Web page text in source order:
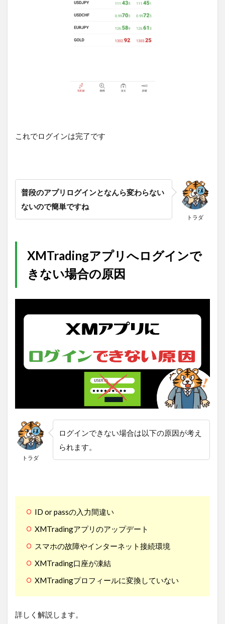
これでログインは完了です
トラダ
普段のアプリログインとなんら変わらない
ないので簡単ですね
XMTradingアプリへログインで
きない場合の原因
トラダ
ログインできない場合は以下の原因が考え
られます。
ID or passの入力間違い
XMTradingアプリのアップデート
スマホの故障やインターネット接続環境
XMTrading口座が凍結
XMTradingプロフィールに変換していない
詳しく解説します。